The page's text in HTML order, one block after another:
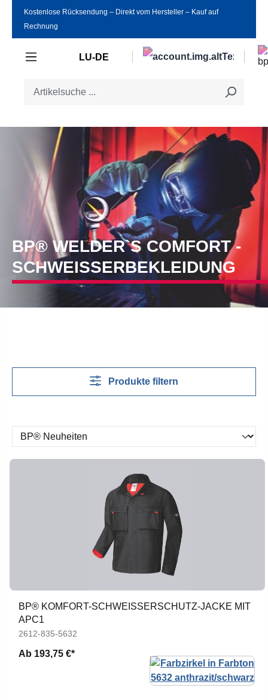
Zum Hauptinhalt springen
Kostenlose Rücksendung ‒ Direkt vom Hersteller ‒ Kauf auf
Rechnung
LU-DE
BP® WELDER`S COMFORT -
SCHWEISSERBEKLEIDUNG
Produkte filtern
BP® KOMFORT-SCHWEISSERSCHUTZ-JACKE MIT A
PC1
2612-835-5632
Ab 193,75 €*